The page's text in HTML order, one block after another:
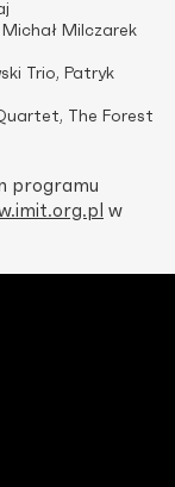
Michał Milczarek
Trio, Patryk
The Forest
programu
w